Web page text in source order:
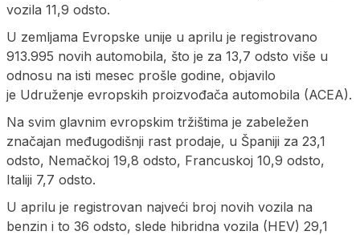
vozila 11,9 odsto.
U zemljama Evropske unije u aprilu je registrovano
913.995 novih automobila, što je za 13,7 odsto više u
odnosu na isti mesec prošle godine, objavilo
je Udruženje evropskih proizvođača automobila (ACEA).
Na svim glavnim evropskim tržištima je zabeležen
značajan međugodišnji rast prodaje, u Španiji za 23,1
odsto, Nemačkoj 19,8 odsto, Francuskoj 10,9 odsto,
Italiji 7,7 odsto.
U aprilu je registrovan najveći broj novih vozila na
benzin i to 36 odsto, slede hibridna vozila (HEV) 29,1